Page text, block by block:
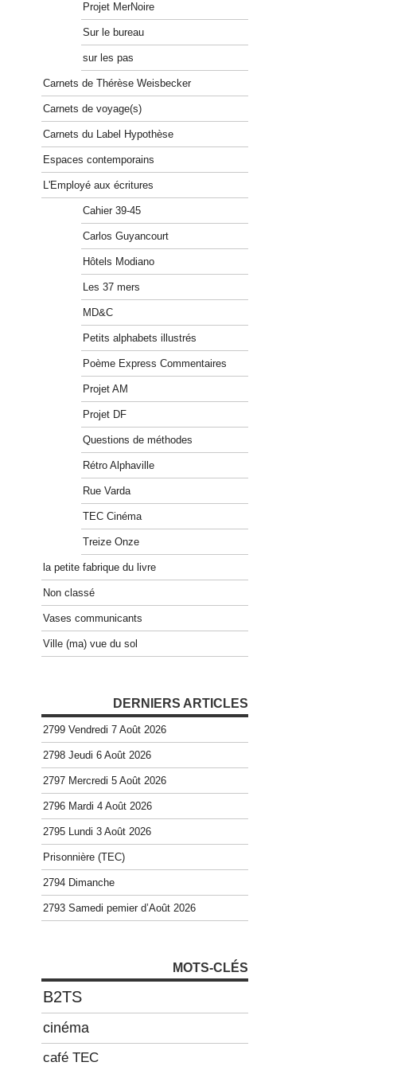
Projet MerNoire
Sur le bureau
sur les pas
Carnets de Thérèse Weisbecker
Carnets de voyage(s)
Carnets du Label Hypothèse
Espaces contemporains
L'Employé aux écritures
Cahier 39-45
Carlos Guyancourt
Hôtels Modiano
Les 37 mers
MD&C
Petits alphabets illustrés
Poème Express Commentaires
Projet AM
Projet DF
Questions de méthodes
Rétro Alphaville
Rue Varda
TEC Cinéma
Treize Onze
la petite fabrique du livre
Non classé
Vases communicants
Ville (ma) vue du sol
DERNIERS ARTICLES
2799 Vendredi 7 Août 2026
2798 Jeudi 6 Août 2026
2797 Mercredi 5 Août 2026
2796 Mardi 4 Août 2026
2795 Lundi 3 Août 2026
Prisonnière (TEC)
2794 Dimanche
2793 Samedi pemier d’Août 2026
MOTS-CLÉS
B2TS
cinéma
café TEC